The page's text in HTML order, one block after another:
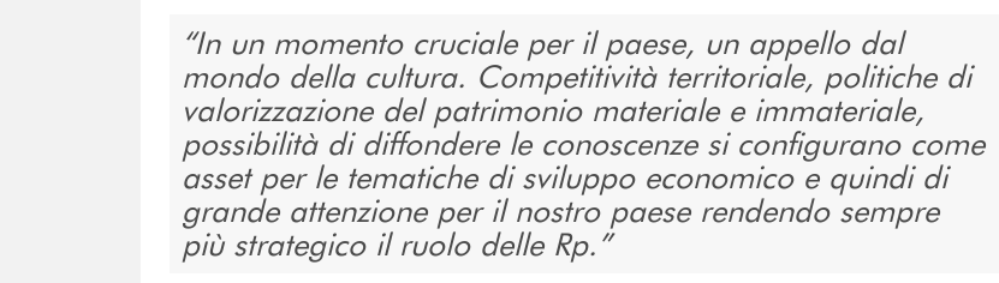
In un momento cruciale per il paese, un appello dal
mondo della cultura. Competitività territoriale, politiche di
valorizzazione del patrimonio materiale e immateriale,
possibilità di diffondere le conoscenze si configurano come
asset per le tematiche di sviluppo economico e quindi di
grande attenzione per il nostro paese rendendo sempre
più strategico il ruolo delle Rp.